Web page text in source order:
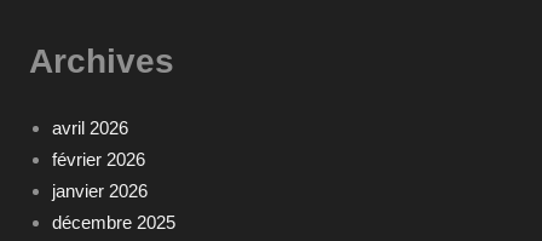
Archives
avril 2026
février 2026
janvier 2026
décembre 2025